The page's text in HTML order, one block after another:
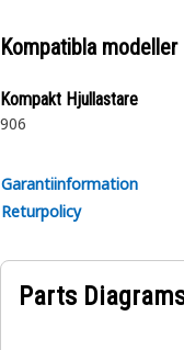
miljö.
Program:
En luft- och
Kompatibla modeller
Kompakt Hjullastare
906
Garantiinformation
Returpolicy
Parts